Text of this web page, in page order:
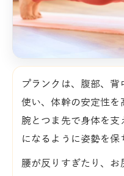
プランクは、腹部、
使い、体幹の安定性を
腕とつま先で身体を
になるように姿勢を保
腰が反りすぎたり、お